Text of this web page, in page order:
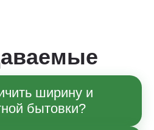
ширину и
бытовки?